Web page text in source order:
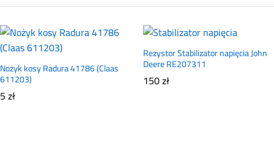
Nożyk kosy Radura 41786 (Claas
611203)
5zł
Rezystor Stabilizator napięcia John
Deere RE207311
150zł